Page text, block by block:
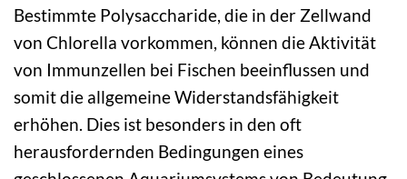
Bestimmte Polysaccharide, die in der Zellwand
von Chlorella vorkommen, können die Aktivität
von Immunzellen bei Fischen beeinflussen und
somit die allgemeine Widerstandsfähigkeit
erhöhen. Dies ist besonders in den oft
herausfordernden Bedingungen eines